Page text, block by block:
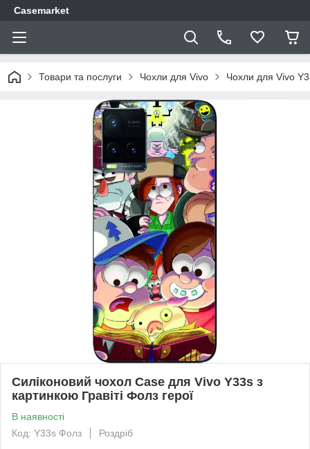
Casemarket
Товари та послуги Чохли для Vivo Чохли для Vivo
Силіконовий чохол Case для Vivo Y33s з
картинкою Гравіті Фолз герої
В наявності
Код: Y33s Фолз
Роздріб